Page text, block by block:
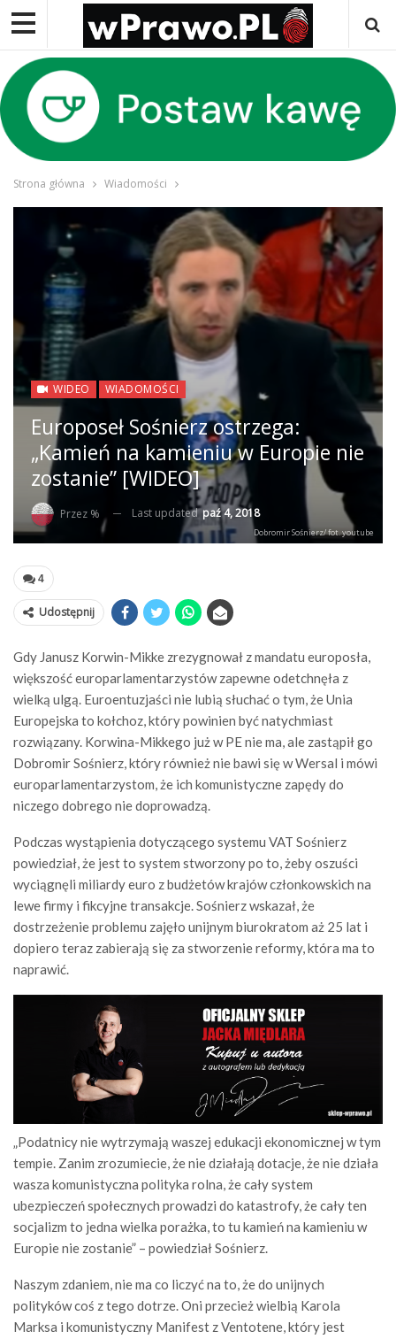
Strona główna Wiadomości
WIDEO WIADOMOŚCI
Europoseł Sośnierz ostrzega:
„Kamień na kamieniu w Europie nie
zostanie” [WIDEO]
Przez % Last updatedpaź 4, 2018
Dobromir Sośnierz/ fot. youtube
4
Udostępnij
Gdy Janusz Korwin-Mikke zrezygnował z mandatu europosła,
większość europarlamentarzystów zapewne odetchnęła z
wielką ulgą. Euroentuzjaści nie lubią słuchać o tym, że Unia
Europejska to kołchoz, który powinien być natychmiast
rozwiązany. Korwina-Mikkego już w PE nie ma, ale zastąpił go
Dobromir Sośnierz, który również nie bawi się w Wersal i mówi
europarlamentarzystom, że ich komunistyczne zapędy do
niczego dobrego nie doprowadzą.
Podczas wystąpienia dotyczącego systemu VAT Sośnierz
powiedział, że jest to system stworzony po to, żeby oszuści
wyciągnęli miliardy euro z budżetów krajów członkowskich na
lewe firmy i fikcyjne transakcje. Sośnierz wskazał, że
dostrzeżenie problemu zajęło unijnym biurokratom aż 25 lat i
dopiero teraz zabierają się za stworzenie reformy, która ma to
naprawić.
„Podatnicy nie wytrzymają waszej edukacji ekonomicznej w tym
tempie. Zanim zrozumiecie, że nie działają dotacje, że nie działa
wasza komunistyczna polityka rolna, że cały system
ubezpieczeń społecznych prowadzi do katastrofy, że cały ten
socjalizm to jedna wielka porażka, to tu kamień na kamieniu w
Europie nie zostanie” – powiedział Sośnierz.
Naszym zdaniem, nie ma co liczyć na to, że do unijnych
polityków coś z tego dotrze. Oni przecież wielbią Karola
Marksa i komunistyczny Manifest z Ventotene, który jest